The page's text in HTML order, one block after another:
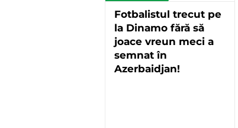
Fotbalistul trecut pe
la Dinamo fără să
joace vreun meci a
semnat în
Azerbaidjan!